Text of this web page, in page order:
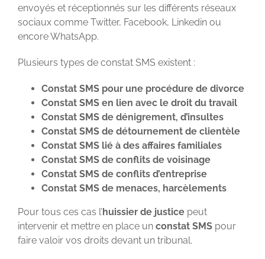
envoyés et réceptionnés sur les différents réseaux
sociaux comme Twitter, Facebook, Linkedin ou
encore WhatsApp.
Plusieurs types de constat SMS existent :
Constat SMS pour une procédure de divorce
Constat SMS en lien avec le droit du travail
Constat SMS de dénigrement, d’insultes
Constat SMS de détournement de clientèle
Constat SMS lié à des affaires familiales
Constat SMS de conflits de voisinage
Constat SMS de conflits d’entreprise
Constat SMS de menaces, harcèlements
Pour tous ces cas l’huissier de justice peut
intervenir et mettre en place un constat SMS pour
faire valoir vos droits devant un tribunal.